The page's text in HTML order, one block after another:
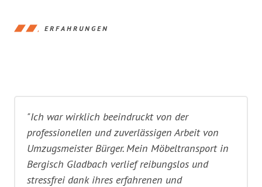
ERFAHRUNGEN
"Ich war wirklich beeindruckt von der
professionellen und zuverlässigen Arbeit von
Umzugsmeister Bürger. Mein Möbeltransport in
Bergisch Gladbach verlief reibungslos und
stressfrei dank ihres erfahrenen und